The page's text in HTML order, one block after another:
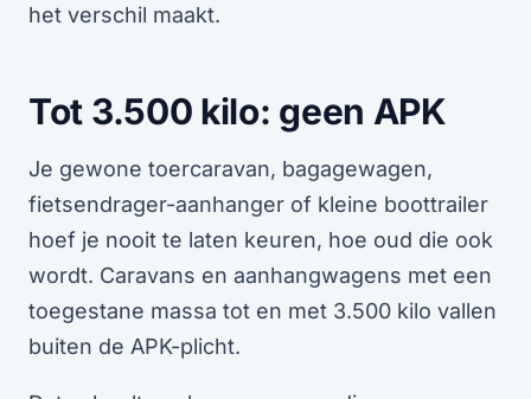
het verschil maakt.
Tot 3.500 kilo: geen APK
Je gewone toercaravan, bagagewagen,
fietsendrager-aanhanger of kleine boottrailer
hoef je nooit te laten keuren, hoe oud die ook
wordt. Caravans en aanhangwagens met een
toegestane massa tot en met 3.500 kilo vallen
buiten de APK-plicht.